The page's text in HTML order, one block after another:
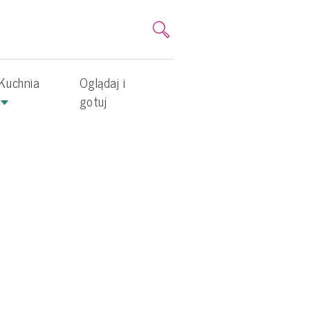
Oglądaj i
gotuj